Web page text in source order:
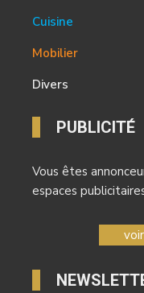
Cuisine
Mobilier
Divers
PUBLICITÉ
Vous êtes
espaces